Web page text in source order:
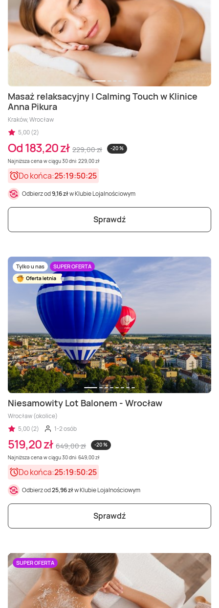
Masaż relaksacyjny | Calming Touch w Klinice
Anna Pikura
Kraków, Wrocław
5,00 (2)
Od 183,20 zł 229,00 zł
-20 %
Najniższa cena w ciągu 30 dni: 229,00 zł
Do końca:25:19:50:23
Odbierz od9,16 złw Klubie Lojalnościowym
Sprawdź
Tylko u nas SUPER OFERTA
Niesamowity Lot Balonem - Wrocław
Wrocław (okolice)
5,00 (2)
1-2 osób
519,20 zł 649,00 zł
-20 %
Najniższa cena w ciągu 30 dni: 649,00 zł
Do końca:25:19:50:23
Odbierz od25,96 złw Klubie Lojalnościowym
Sprawdź
SUPER OFERTA